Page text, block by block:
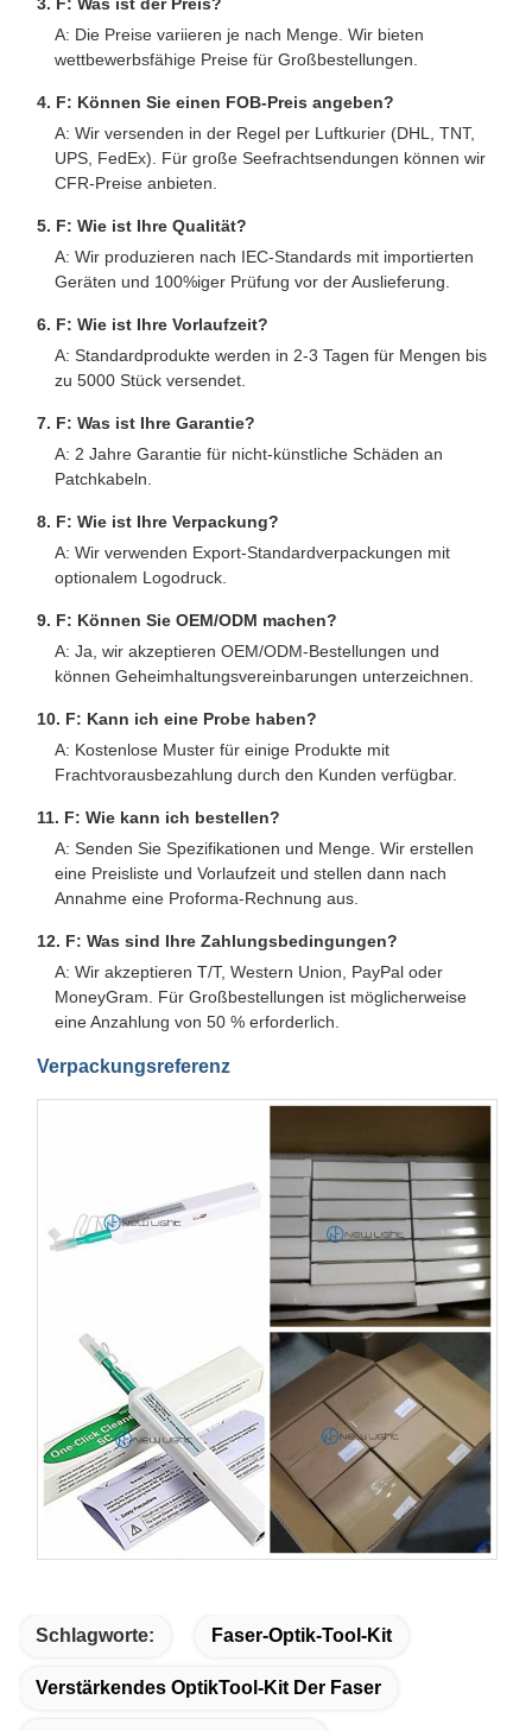
A: Die Preise variieren je nach Menge. Wir bieten
wettbewerbsfähige Preise für Großbestellungen.
4. F: Können Sie einen FOB-Preis angeben?
A: Wir versenden in der Regel per Luftkurier (DHL, TNT,
UPS, FedEx). Für große Seefrachtsendungen können wir
CFR-Preise anbieten.
5. F: Wie ist Ihre Qualität?
A: Wir produzieren nach IEC-Standards mit importierten
Geräten und 100%iger Prüfung vor der Auslieferung.
6. F: Wie ist Ihre Vorlaufzeit?
A: Standardprodukte werden in 2-3 Tagen für Mengen bis
zu 5000 Stück versendet.
7. F: Was ist Ihre Garantie?
A: 2 Jahre Garantie für nicht-künstliche Schäden an
Patchkabeln.
8. F: Wie ist Ihre Verpackung?
A: Wir verwenden Export-Standardverpackungen mit
optionalem Logodruck.
9. F: Können Sie OEM/ODM machen?
A: Ja, wir akzeptieren OEM/ODM-Bestellungen und
können Geheimhaltungsvereinbarungen unterzeichnen.
10. F: Kann ich eine Probe haben?
A: Kostenlose Muster für einige Produkte mit
Frachtvorausbezahlung durch den Kunden verfügbar.
11. F: Wie kann ich bestellen?
A: Senden Sie Spezifikationen und Menge. Wir erstellen
eine Preisliste und Vorlaufzeit und stellen dann nach
Annahme eine Proforma-Rechnung aus.
12. F: Was sind Ihre Zahlungsbedingungen?
A: Wir akzeptieren T/T, Western Union, PayPal oder
MoneyGram. Für Großbestellungen ist möglicherweise
eine Anzahlung von 50 % erforderlich.
Verpackungsreferenz
Schlagworte: Faser-Optik-Tool-Kit
Verstärkendes OptikTool-Kit Der Faser